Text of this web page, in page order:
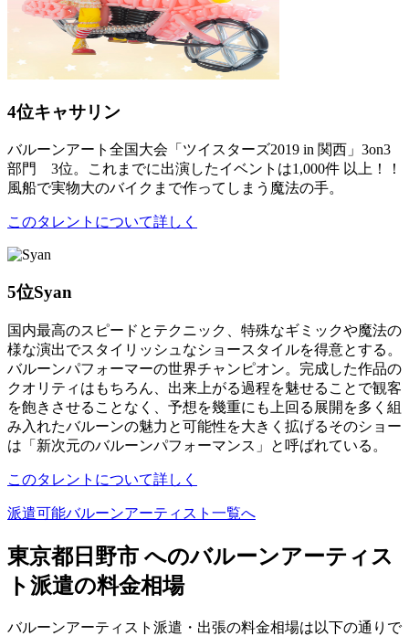
4位キャサリン
バルーンアート全国大会「ツイスターズ2019 in 関西」3on3
部門 3位。これまでに出演したイベントは1,000件 以上！！
風船で実物大のバイクまで作ってしまう魔法の手。
このタレントについて詳しく
5位Syan
国内最高のスピードとテクニック、特殊なギミックや魔法の
様な演出でスタイリッシュなショースタイルを得意とする。
バルーンパフォーマーの世界チャンピオン。完成した作品の
クオリティはもちろん、出来上がる過程を魅せることで観客
を飽きさせることなく、予想を幾重にも上回る展開を多く組
み入れたバルーンの魅力と可能性を大きく拡げるそのショー
は「新次元のバルーンパフォーマンス」と呼ばれている。
このタレントについて詳しく
派遣可能バルーンアーティスト一覧へ
東京都日野市 へのバルーンアーティス
ト派遣の料金相場
バルーンアーティスト派遣・出張の料金相場は以下の通りで